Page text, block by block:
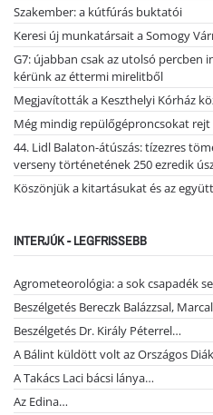
Szakember: a kútfúrás buktatói
Keresi új munkatársait a Somogy
G7: újabban csak az utolsó percben
kérünk az éttermi mirelitből
Megjavították a Keszthelyi Kórház
Még mindig repülőgéproncsokat rejt
44. Lidl Balaton-átúszás: tízezres
verseny történetének 250 ezredik
Köszönjük a kitartásukat és az
INTERJÚK - LEGFRISSEBB
Agrometeorológia: a sok csapadék
Beszélgetés Bereczk Balázzsal,
Beszélgetés Dr. Király Péterrel…
A Bálint küldött volt az Országos
A Takács Laci bácsi lánya…
Az Edina…